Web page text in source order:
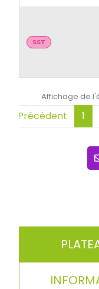
SST
Affichage de
Précédent 1